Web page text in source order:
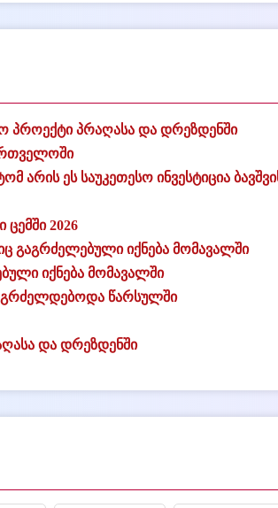
პრაღასა და დრეზდენში
არის ეს საუკეთესო ინვესტიცია
2026
გაგრძელებული იქნება მომავალში
იქნება მომავალში
გრძელდებოდა წარსულში
და დრეზდენში